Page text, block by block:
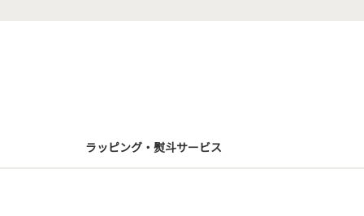
ラッピング・熨斗サービス